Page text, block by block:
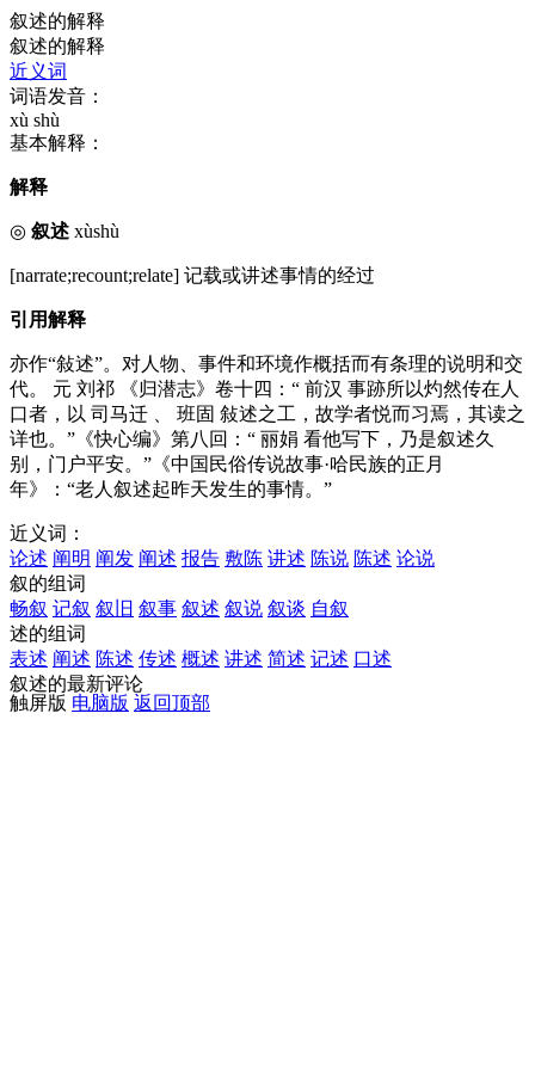
叙述的解释
叙述的解释
近义词
词语发音：
xù shù
基本解释：
解释
◎ 叙述 xùshù
[narrate;recount;relate] 记载或讲述事情的经过
引用解释
亦作“敍述”。对人物、事件和环境作概括而有条理的说明和交
代。 元 刘祁 《归潜志》卷十四：“ 前汉 事跡所以灼然传在人
口者，以 司马迁 、 班固 敍述之工，故学者悦而习焉，其读之
详也。”《快心编》第八回：“ 丽娟 看他写下，乃是叙述久
别，门户平安。”《中国民俗传说故事·哈民族的正月
年》：“老人叙述起昨天发生的事情。”
近义词：
论述 阐明 阐发 阐述 报告 敷陈 讲述 陈说 陈述 论说
叙的组词
畅叙 记叙 叙旧 叙事 叙述 叙说 叙谈 自叙
述的组词
表述 阐述 陈述 传述 概述 讲述 简述 记述 口述
叙述的最新评论
触屏版 电脑版 返回顶部